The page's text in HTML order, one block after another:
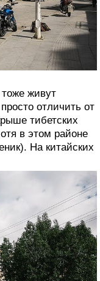
живут
отличить от
тибетских
в этом районе
На китайских